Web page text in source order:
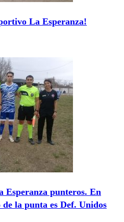
La Esperanza!
punteros. En
la punta es Def. Unidos